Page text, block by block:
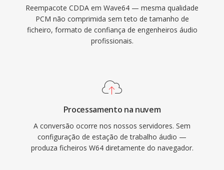
profissional fornecem suporte nativo ao W64
para importação é exportação perfeitas. Para
engenheiros é produtores que trabalham
confiabilidade é simplicidade do WAV sem a
frustrante restrição de tamanho.
Reempacote CDDA em Wave64 — mesma qualidade
PCM não comprimida sem teto de tamanho de
ficheiro, formato de confiança de engenheiros áudio
profissionais.
Processamento na nuvem
A conversão ocorre nos nossos servidores. Sem
configuração de estação de trabalho áudio —
produza ficheiros W64 diretamente do navegador.